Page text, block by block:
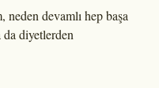
neden devamlı hep başa
diyetlerden